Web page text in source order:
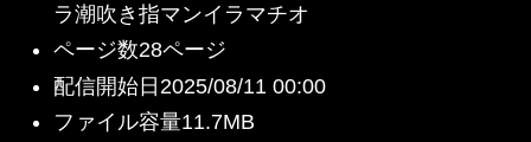
ラ潮吹き指マンイラマチオ
ページ数28ページ
配信開始日2025/08/11 00:00
ファイル容量11.7MB